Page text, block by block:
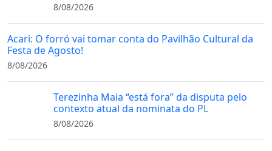
8/08/2026
Acari: O forró vai tomar conta do Pavilhão Cultural da
Festa de Agosto!
8/08/2026
Terezinha Maia “está fora” da disputa pelo
contexto atual da nominata do PL
8/08/2026